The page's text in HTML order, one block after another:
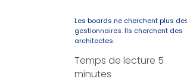
Les boards ne cherchent plus
gestionnaires. Ils cherchent des
architectes.
Temps de lecture 5
minutes